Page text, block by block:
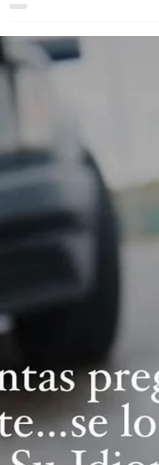
SEGUROS DE AUTO
Su seguro de auto es un contrato entre usted y
la compañía que contiene términos
que les impactará después de un accidente…